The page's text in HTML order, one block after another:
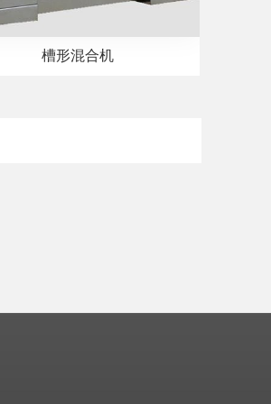
槽形混合机